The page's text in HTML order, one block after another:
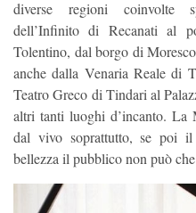
diverse regioni coinvolte
dell’Infinito di Recanati al
Tolentino, dal borgo di
anche dalla Venaria Reale di
Teatro Greco di Tindari al
altri tanti luoghi d’incanto. La
dal vivo soprattutto, se poi
bellezza il pubblico non può che